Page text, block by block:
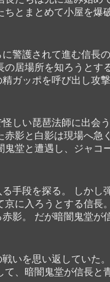
とまとめて小屋を爆
警護されて進む信長
居場所を知ろうと
ガッポを呼び出し攻撃
しい琵琶法師に出
影と白影は現場へ
堂と遭遇し、ジャコ
手段を探る。 しか
に入ろうとする信
影。 だが暗闇鬼堂が
いを思い返していた
、暗闇鬼堂が信長と